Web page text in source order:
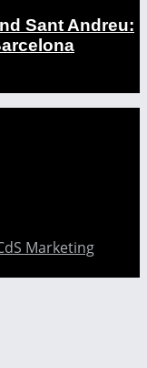
Sant Andreu:
Marketing